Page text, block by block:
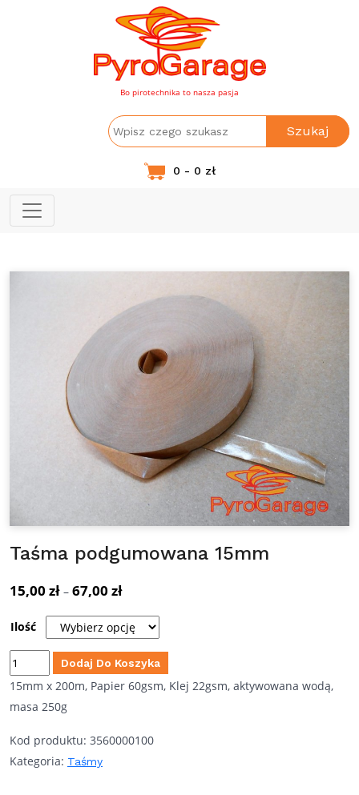
Bo pirotechnika to nasza pasja
Szukaj
0 - 0 zł
Taśma podgumowana 15mm
15,00 zł – 67,00 złZakres
od
15,00 zł
do
67,00 zł
Ilość
ilość
Taśma
podgumowana
Dodaj Do Koszyka
15mm x 200m, Papier 60gsm, Klej 22gsm, aktywowana wodą,
masa 250g
Kod produktu: 3560000100
Kategoria: Taśmy